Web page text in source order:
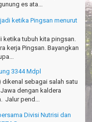
enjoy dan seru
Pangandaran
es ata...
ketika Pingsan menurut
ketika tubuh kita pingsan.
kerja Pingsan. Bayangkan
3344 Mdpl
dikenal sebagai salah satu
dengan kaldera
Jalur pend...
Divisi Nutrisi dan